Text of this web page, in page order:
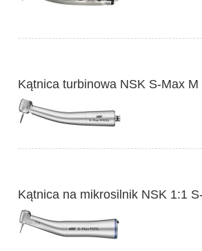
Kątnica turbinowa NSK S-Max M
Kątnica na mikrosilnik NSK 1:1